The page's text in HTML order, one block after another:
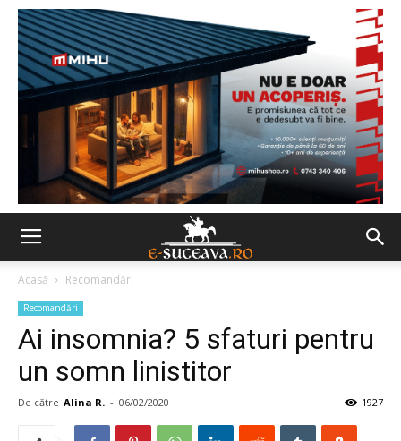
Acasă Recomandări
Recomandări
Ai insomnia? 5 sfaturi pentru
un somn linistitor
De către Alina R. - 06/02/2020 1927